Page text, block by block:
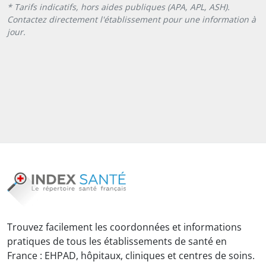
* Tarifs indicatifs, hors aides publiques (APA, APL, ASH).
Contactez directement l'établissement pour une information à
jour.
Trouvez facilement les coordonnées et informations
pratiques de tous les établissements de santé en
France : EHPAD, hôpitaux, cliniques et centres de soins.